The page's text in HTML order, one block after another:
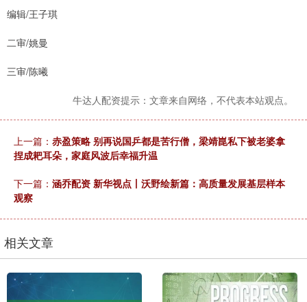
编辑/王子琪
二审/姚曼
三审/陈曦
牛达人配资提示：文章来自网络，不代表本站观点。
上一篇： 赤盈策略 别再说国乒都是苦行僧，梁靖崑私下被老婆拿
捏成耙耳朵，家庭风波后幸福升温
下一篇： 涵乔配资 新华视点丨沃野绘新篇：高质量发展基层样本
观察
相关文章